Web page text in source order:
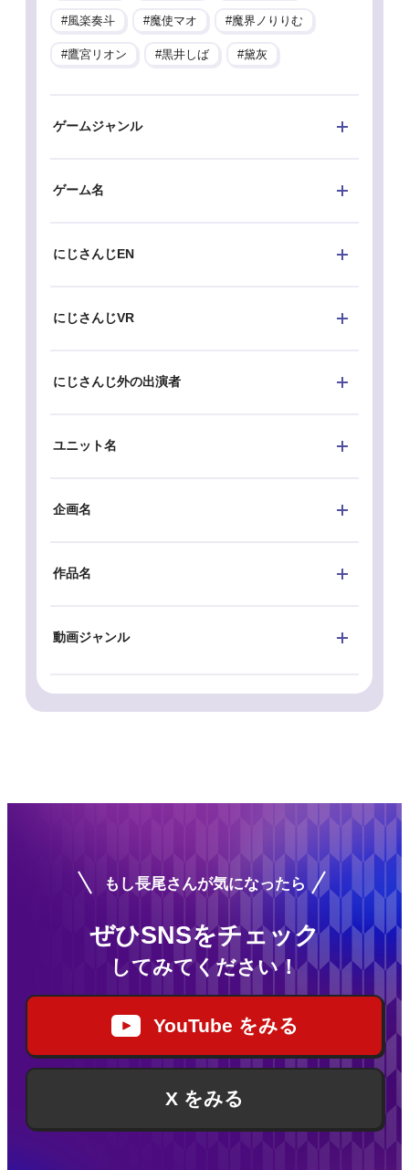
風楽奏斗 魔使マオ 魔界ノりりむ
鷹宮リオン 黒井しば 黛灰
ゲームジャンル
ゲーム名
にじさんじEN
にじさんじVR
にじさんじ外の出演者
ユニット名
企画名
作品名
動画ジャンル
もし長尾さんが気になったら
ぜひSNSをチェック
してみてください！
YouTube をみる
X をみる